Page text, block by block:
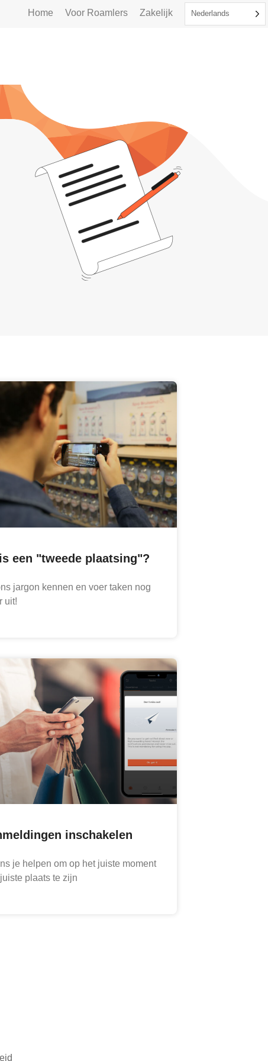
Home Voor Roamlers Zakelijk Nederlands
een "tweede plaatsing"?
jargon kennen en voer taken nog
uit!
inschakelen
je helpen om op het juiste moment
plaats te zijn